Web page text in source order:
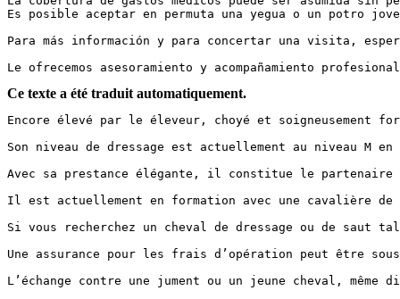
Es posible aceptar en permuta una yegua o un
Para más información y para concertar una visita,
Le ofrecemos asesoramiento y acompañamiento
Ce texte a été traduit automatiquement.
Encore élevé par le éleveur, choyé et soigneusement
Son niveau de dressage est actuellement au niveau
Avec sa prestance élégante, il constitue le
Il est actuellement en formation avec une cavalière de
Si vous recherchez un cheval de dressage ou de
Une assurance pour les frais d’opération peut être
L’échange contre une jument ou un jeune cheval,